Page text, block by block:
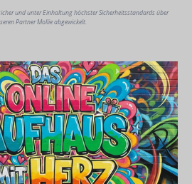
und unter Einhaltung höchster Sicherheitsstandards über
Partner Mollie abgewickelt.